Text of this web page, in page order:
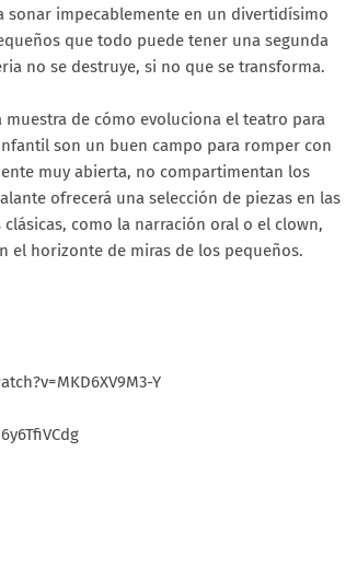
sonar impecablemente en un divertidísimo
que todo puede tener una segunda
no se destruye, si no que se transforma.
muestra de cómo evoluciona el teatro para
son un buen campo para romper con
muy abierta, no compartimentan los
ofrecerá una selección de piezas en las
como la narración oral o el clown,
el horizonte de miras de los pequeños.
Y